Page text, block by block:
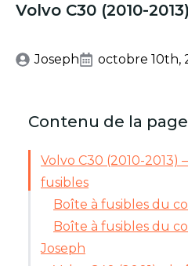
Volvo C30 (2010-
Joseph octobre 10th,
Contenu de la page
Volvo C30 (2010-2013)
fusibles
Boîte à fusibles du
Boîte à fusibles du
Joseph